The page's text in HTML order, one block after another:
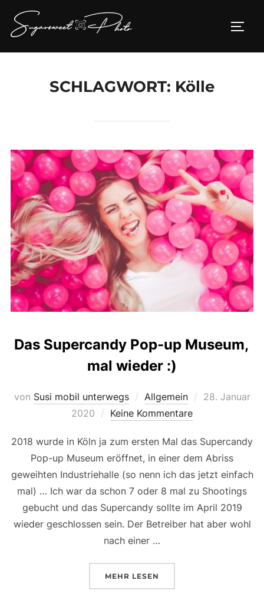
Inhalt
springen
SCHLAGWORT: Kölle
Das Supercandy Pop-up Museum,
mal wieder :)
von Susi mobil unterwegs Allgemein
Veröffentlicht
28. Januar
2020
Keine Kommentare
2018 wurde in Köln ja zum ersten Mal das Supercandy
Pop-up Museum eröffnet, in einer dem Abriss
geweihten Industriehalle (so nenn ich das jetzt einfach
mal) … Ich war da schon 7 oder 8 mal zu Shootings
gebucht und das Supercandy sollte im April 2019
wieder geschlossen sein. Der Betreiber hat aber wohl
nach einer …
MEHR ÜBER „DAS SUPERCANDY
LESEN